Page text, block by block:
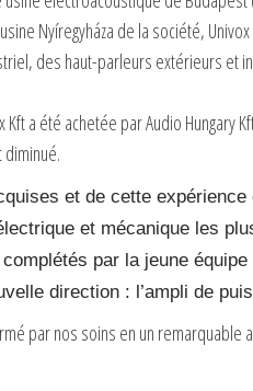
Nyíregyháza de la société,
des haut-parleurs extérieurs et
a été achetée par Audio Hungary
et de cette
et mécanique les
par la jeune équipe
direction : l’ampli de
par nos soins en un remarquable